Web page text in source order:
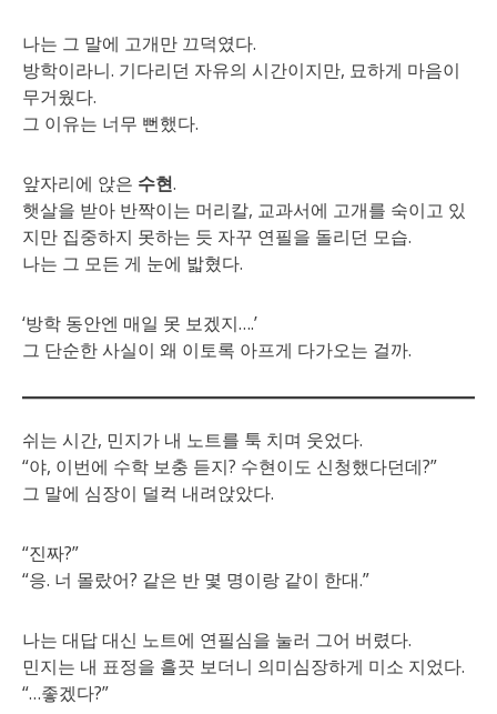
나는 그 말에 고개만 끄덕였다.
방학이라니. 기다리던 자유의 시간이지만, 묘하게 마음이
무거웠다.
그 이유는 너무 뻔했다.
앞자리에 앉은 수현.
햇살을 받아 반짝이는 머리칼, 교과서에 고개를 숙이고 있
지만 집중하지 못하는 듯 자꾸 연필을 돌리던 모습.
나는 그 모든 게 눈에 밟혔다.
‘방학 동안엔 매일 못 보겠지….’
그 단순한 사실이 왜 이토록 아프게 다가오는 걸까.
쉬는 시간, 민지가 내 노트를 툭 치며 웃었다.
“야, 이번에 수학 보충 듣지? 수현이도 신청했다던데?”
그 말에 심장이 덜컥 내려앉았다.
“진짜?”
“응. 너 몰랐어? 같은 반 몇 명이랑 같이 한대.”
나는 대답 대신 노트에 연필심을 눌러 그어 버렸다.
민지는 내 표정을 흘끗 보더니 의미심장하게 미소 지었다.
“…좋겠다?”